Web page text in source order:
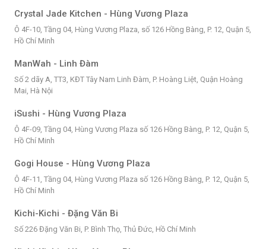
Crystal Jade Kitchen - Hùng Vương Plaza
Ô 4F-10, Tầng 04, Hùng Vương Plaza, số 126 Hồng Bàng, P. 12, Quận 5,
Hồ Chí Minh
ManWah - Linh Đàm
Số 2 dãy A, TT3, KĐT Tây Nam Linh Đàm, P. Hoàng Liệt, Quận Hoàng
Mai, Hà Nội
iSushi - Hùng Vương Plaza
Ô 4F-09, Tầng 04, Hùng Vương Plaza số 126 Hồng Bàng, P. 12, Quận 5,
Hồ Chí Minh
Gogi House - Hùng Vương Plaza
Ô 4F-11, Tầng 04, Hùng Vương Plaza số 126 Hồng Bàng, P. 12, Quận 5,
Hồ Chí Minh
Kichi-Kichi - Đặng Văn Bi
Số 226 Đặng Văn Bi, P. Bình Thọ, Thủ Đức, Hồ Chí Minh